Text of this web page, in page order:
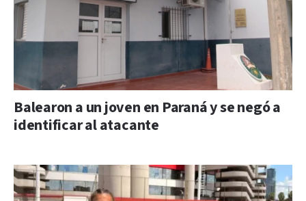
Balearon a un joven en Paraná y se negó a
identificar al atacante